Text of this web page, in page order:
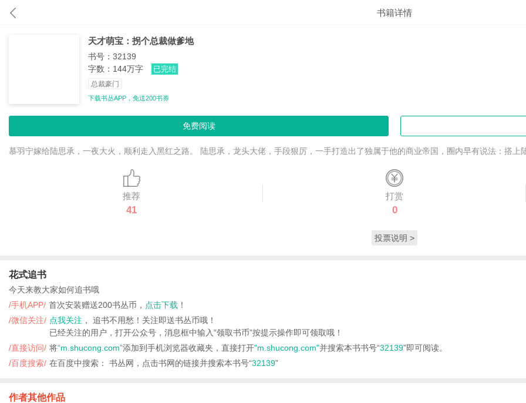
书籍详情
天才萌宝：拐个总裁做爹地
书号：32139
字数：144万字
已完结
总裁豪门
下载书丛APP，免送200书券
免费阅读
慕羽宁嫁给陆思承，一夜大火，顺利走入黑红之路。 陆思承，龙头大佬，手段狠厉，一手打造出了独属于他的商业帝国，圈内早有说法：搭
推荐
41
打赏
0
投票说明 >
花式追书
今天来教大家如何追书哦
/手机APP/ 首次安装赠送200书丛币， 点击下载 ！
/微信关注/ 点我关注 ， 追书不用愁！关注即送书丛币哦！
已经关注的用户，打开公众号，消息框中输入“领取书币”按提示操作即可领取哦！
/直接访问/ 将“m.shucong.com”添加到手机浏览器收藏夹，直接打开"m.shucong.com"并搜索本书书号“32139”即可阅读。
/百度搜索/ 在百度中搜索： 书丛网，点击书网的链接并搜索本书号“32139”
作者其他作品